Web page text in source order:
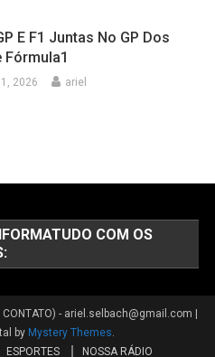
E F1 Juntas No GP Dos
Fórmula1
2026 ariel
COM OS
- ariel.selbach@gmail.com
by Mystery Themes.
ESPORTES NOSSA RÁDIO